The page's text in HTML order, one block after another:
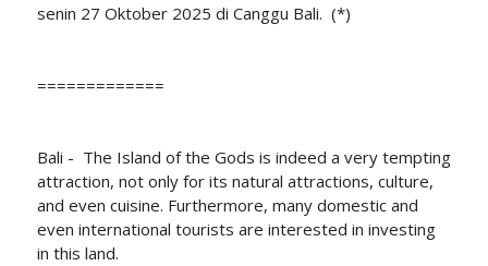
senin 27 Oktober 2025 di Canggu Bali. (*)
=============
Bali - The Island of the Gods is indeed a very tempting
attraction, not only for its natural attractions, culture,
and even cuisine. Furthermore, many domestic and
even international tourists are interested in investing
in this land.